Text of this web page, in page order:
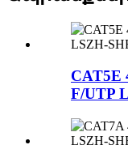
CAT5E
F/UTP